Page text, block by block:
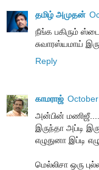
தமிழ் அமுதன்
நீங்க பகிரும்
சுவாரஸ்யமாய்
Reply
காமராஜ்
அன்பின் மணிஜீ....
இருந்தா அப்டி
எழுதுனா இப்டி
மெல்லிசா ஒரு